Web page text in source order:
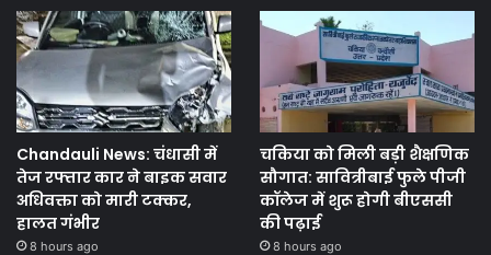
Chandauli News: चंधासी में
तेज रफ्तार कार ने बाइक सवार
अधिवक्ता को मारी टक्कर,
हालत गंभीर
8 hours ago
चकिया को मिली बड़ी शैक्षणिक
सौगात: सावित्रीबाई फुले पीजी
कॉलेज में शुरू होगी बीएससी
की पढ़ाई
8 hours ago